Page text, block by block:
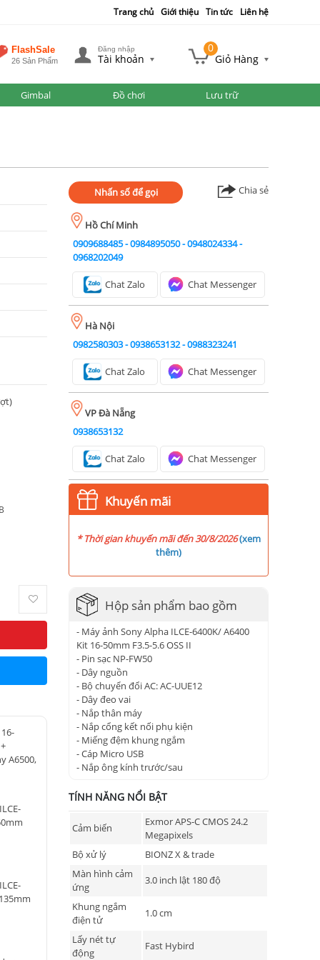
Trang chủ Giới thiệu Tin tức Liên hệ
FlashSale
26 Sản Phẩm
Đăng nhập
Tài khoản
0
Giỏ Hàng
Gimbal Đồ chơi Lưu trữ
A6500,
Nhấn số để gọi Chia sẻ
Hồ Chí Minh
0909688485-0984895050-0948024334-
0968202049
Chat Zalo Chat Messenger
Hà Nội
0982580303-0938653132-0988323241
Chat Zalo Chat Messenger
VP Đà Nẵng
0938653132
Chat Zalo Chat Messenger
Khuyến mãi
* Thời gian khuyến mãi đến 30/8/2026(xem
thêm)
Hộp sản phẩm bao gồm
- Máy ảnh Sony Alpha ILCE-6400K/ A6400
Kit 16-50mm F3.5-5.6 OSS II
- Pin sạc NP-FW50
- Dây nguồn
- Bộ chuyển đổi AC: AC-UUE12
- Dây đeo vai
- Nắp thân máy
- Nắp cổng kết nối phụ kiện
- Miếng đệm khung ngắm
- Cáp Micro USB
- Nắp ông kính trước/sau
TÍNH NĂNG NỔI BẬT
Cảm biến
Exmor APS-C CMOS 24.2
Megapixels
Bộ xử lý
BIONZ X & trade
Màn hình cảm
ứng
3.0 inch lật 180 độ
Khung ngắm
điện tử
1.0 cm
Lấy nét tự
động
Fast Hybird